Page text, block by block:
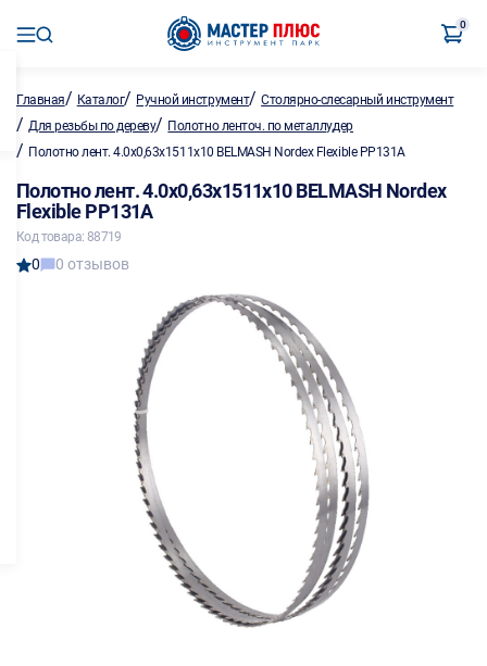
0
Главная/ Каталог/ Ручной инструмент/Столярно-слесарный инструмент
/ Для резьбы по дереву/ Полотно ленточ. по металлу,дер
/ Полотно лент. 4.0х0,63х1511х10 BELMASH Nordex Flexible PP131A
Полотно лент. 4.0х0,63х1511х10 BELMASH Nordex
Flexible PP131A
Код товара: 88719
0 0 отзывов